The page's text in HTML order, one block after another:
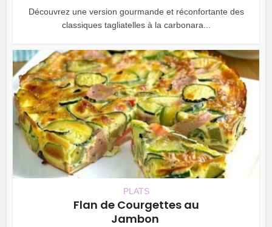
Découvrez une version gourmande et réconfortante des
classiques tagliatelles à la carbonara...
PLATS
Flan de Courgettes au
Jambon